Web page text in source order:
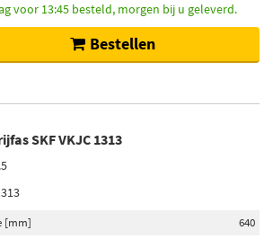
voor 13:45 besteld, morgen bij u geleverd.
Bestellen
SKF VKJC 1313
[mm]
640